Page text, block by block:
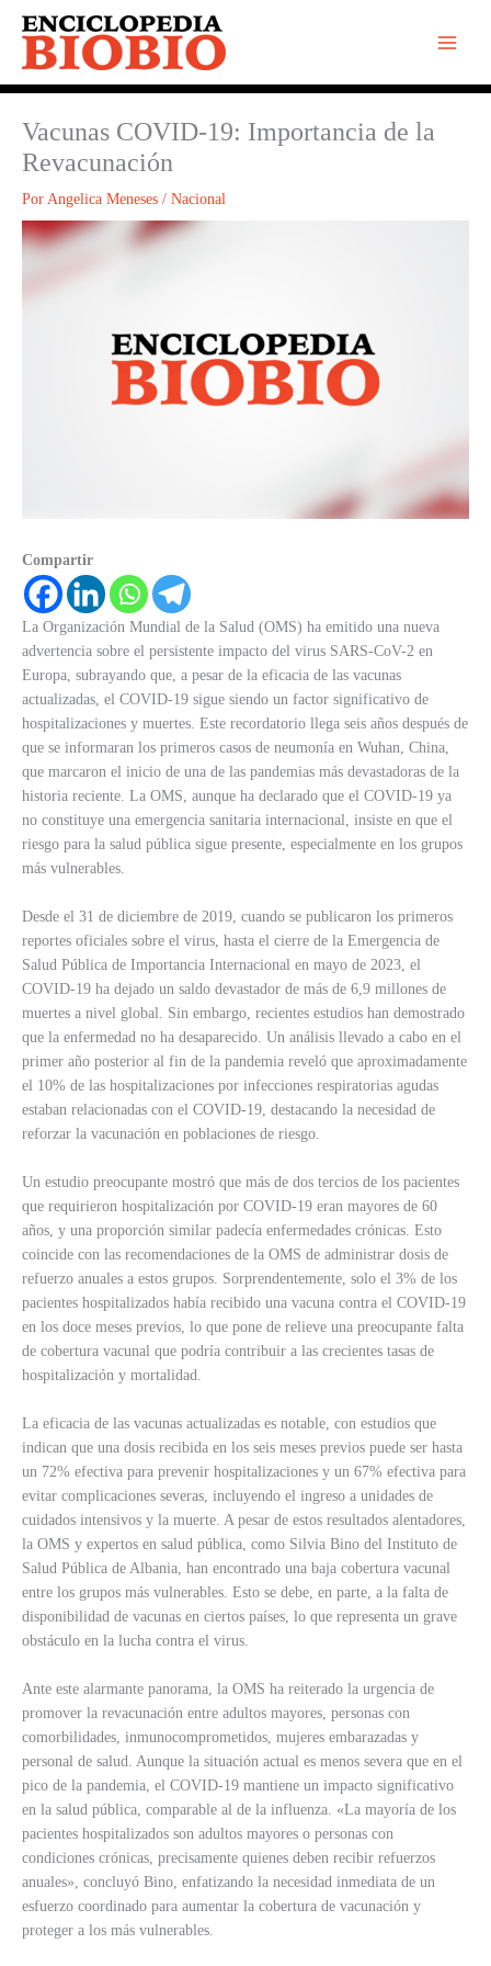
contenido
Vacunas COVID-19: Importancia de la
Revacunación
Por Angelica Meneses / Nacional
Compartir
La Organización Mundial de la Salud (OMS) ha emitido una nueva
advertencia sobre el persistente impacto del virus SARS-CoV-2 en
Europa, subrayando que, a pesar de la eficacia de las vacunas
actualizadas, el COVID-19 sigue siendo un factor significativo de
hospitalizaciones y muertes. Este recordatorio llega seis años después de
que se informaran los primeros casos de neumonía en Wuhan, China,
que marcaron el inicio de una de las pandemias más devastadoras de la
historia reciente. La OMS, aunque ha declarado que el COVID-19 ya
no constituye una emergencia sanitaria internacional, insiste en que el
riesgo para la salud pública sigue presente, especialmente en los grupos
más vulnerables.
Desde el 31 de diciembre de 2019, cuando se publicaron los primeros
reportes oficiales sobre el virus, hasta el cierre de la Emergencia de
Salud Pública de Importancia Internacional en mayo de 2023, el
COVID-19 ha dejado un saldo devastador de más de 6,9 millones de
muertes a nivel global. Sin embargo, recientes estudios han demostrado
que la enfermedad no ha desaparecido. Un análisis llevado a cabo en el
primer año posterior al fin de la pandemia reveló que aproximadamente
el 10% de las hospitalizaciones por infecciones respiratorias agudas
estaban relacionadas con el COVID-19, destacando la necesidad de
reforzar la vacunación en poblaciones de riesgo.
Un estudio preocupante mostró que más de dos tercios de los pacientes
que requirieron hospitalización por COVID-19 eran mayores de 60
años, y una proporción similar padecía enfermedades crónicas. Esto
coincide con las recomendaciones de la OMS de administrar dosis de
refuerzo anuales a estos grupos. Sorprendentemente, solo el 3% de los
pacientes hospitalizados había recibido una vacuna contra el COVID-19
en los doce meses previos, lo que pone de relieve una preocupante falta
de cobertura vacunal que podría contribuir a las crecientes tasas de
hospitalización y mortalidad.
La eficacia de las vacunas actualizadas es notable, con estudios que
indican que una dosis recibida en los seis meses previos puede ser hasta
un 72% efectiva para prevenir hospitalizaciones y un 67% efectiva para
evitar complicaciones severas, incluyendo el ingreso a unidades de
cuidados intensivos y la muerte. A pesar de estos resultados alentadores,
la OMS y expertos en salud pública, como Silvia Bino del Instituto de
Salud Pública de Albania, han encontrado una baja cobertura vacunal
entre los grupos más vulnerables. Esto se debe, en parte, a la falta de
disponibilidad de vacunas en ciertos países, lo que representa un grave
obstáculo en la lucha contra el virus.
Ante este alarmante panorama, la OMS ha reiterado la urgencia de
promover la revacunación entre adultos mayores, personas con
comorbilidades, inmunocomprometidos, mujeres embarazadas y
personal de salud. Aunque la situación actual es menos severa que en el
pico de la pandemia, el COVID-19 mantiene un impacto significativo
en la salud pública, comparable al de la influenza. «La mayoría de los
pacientes hospitalizados son adultos mayores o personas con
condiciones crónicas, precisamente quienes deben recibir refuerzos
anuales», concluyó Bino, enfatizando la necesidad inmediata de un
esfuerzo coordinado para aumentar la cobertura de vacunación y
proteger a los más vulnerables.